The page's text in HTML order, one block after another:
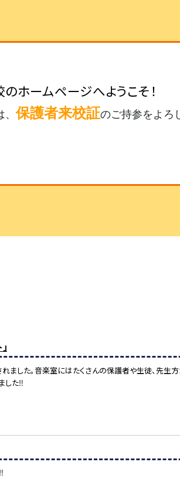
ホームページへようこそ！
、保護者来校証のご持参をよろ
れました。音楽室にはたくさんの保護者や生徒、先生
した‼